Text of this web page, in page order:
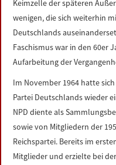
Keimzelle der späteren
wenigen, die sich weiterhin
Deutschlands
Faschismus war in den 60er
Aufarbeitung der
Im November 1964 hatte
Partei Deutschlands wieder
NPD diente als
sowie von Mitgliedern der
Reichspartei. Bereits im
Mitglieder und erzielte bei